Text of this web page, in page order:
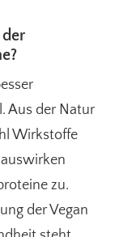
Aus der Natur
Wirkstoffe
zu.
der Vegan